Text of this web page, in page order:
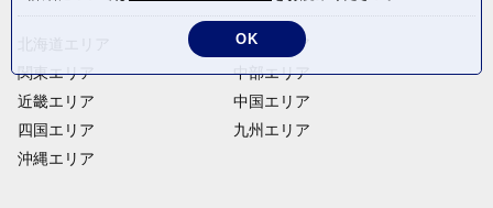
関東エリア
近畿エリア
四国エリア
沖縄エリア
東北エリア
中部エリア
中国エリア
九州エリア
OK